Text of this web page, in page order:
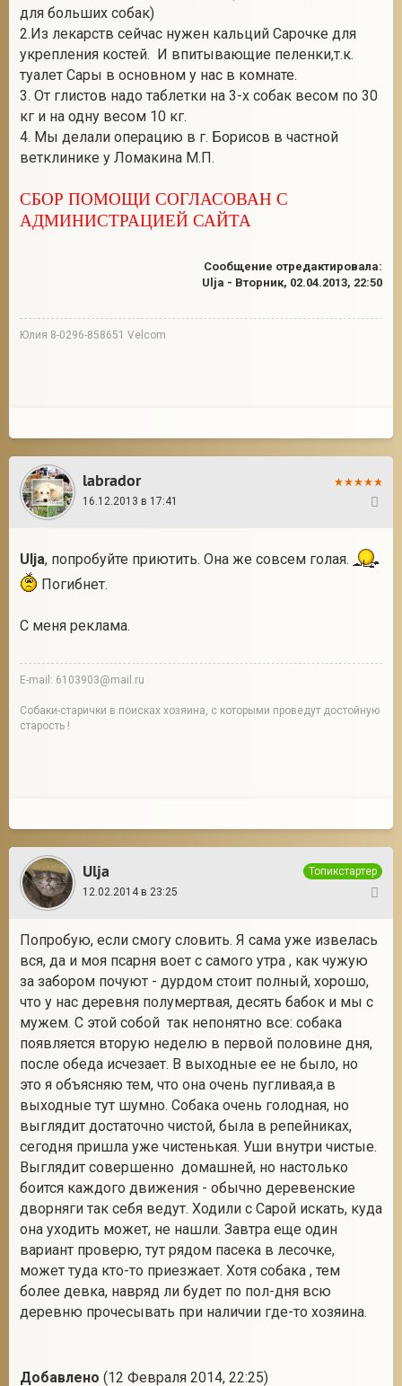
для больших собак)
2.Из лекарств сейчас нужен кальций Сарочке для
укрепления костей. И впитывающие пеленки,т.к.
туалет Сары в основном у нас в комнате.
3. От глистов надо таблетки на 3-х собак весом по 30
кг и на одну весом 10 кг.
4. Мы делали операцию в г. Борисов в частной
ветклинике у Ломакина М.П.
СБОР ПОМОЩИ СОГЛАСОВАН С
АДМИНИСТРАЦИЕЙ САЙТА
Сообщение отредактировала:
Ulja - Вторник, 02.04.2013, 22:50
Юлия 8-0296-858651 Velcom
labrador
16.12.2013 в 17:41
Ulja, попробуйте приютить. Она же совсем голая.
Погибнет.
С меня реклама.
E-mail: 6103903@mail.ru
Собаки-старички в поисках хозяина, с которыми проведут достойную
старость !
Ulja
Топикстартер
12.02.2014 в 23:25
Попробую, если смогу словить. Я сама уже извелась
вся, да и моя псарня воет с самого утра , как чужую
за забором почуют - дурдом стоит полный, хорошо,
что у нас деревня полумертвая, десять бабок и мы с
мужем. С этой собой так непонятно все: собака
появляется вторую неделю в первой половине дня,
после обеда исчезает. В выходные ее не было, но
это я объясняю тем, что она очень пугливая,а в
выходные тут шумно. Собака очень голодная, но
выглядит достаточно чистой, была в репейниках,
сегодня пришла уже чистенькая. Уши внутри чистые.
Выглядит совершенно домашней, но настолько
боится каждого движения - обычно деревенские
дворняги так себя ведут. Ходили с Сарой искать, куда
она уходить может, не нашли. Завтра еще один
вариант проверю, тут рядом пасека в лесочке,
может туда кто-то приезжает. Хотя собака , тем
более девка, навряд ли будет по пол-дня всю
деревню прочесывать при наличии где-то хозяина.
Добавлено (12 Февраля 2014, 22:25)